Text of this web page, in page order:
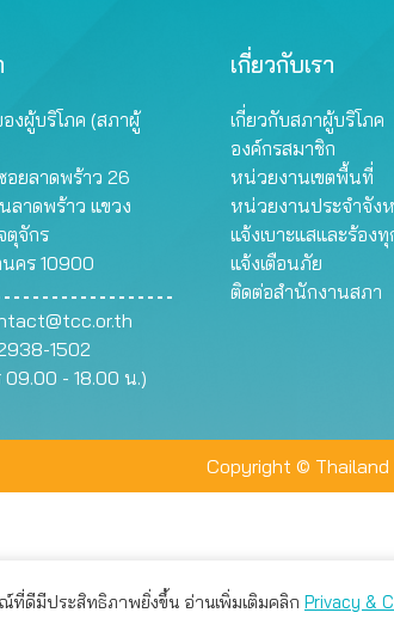
งผู้บริโภค (สภาผู้
อยลาดพร้าว 26
ลาดพร้าว แขวง
ตุจักร
คร 10900
1502
09.00 - 18.00 น.)
เกี่ยวกับเรา
เกี่ยวกับสภาผู้บริโภค
องค์กรสมาชิก
หน่วยงานเขตพื้นที่
หน่วยงานประจำจัง
แจ้งเบาะแสและร้องทุ
แจ้งเตือนภัย
ติดต่อสำนักงานสภา
Copyright © Thailand
ที่ดีมีประสิทธิภาพยิ่งขึ้น อ่านเพิ่มเติมคลิก Privacy &
สบการณ์การใช้งานที่ดีให้แก่ท่าน คุณสามารถเลือก